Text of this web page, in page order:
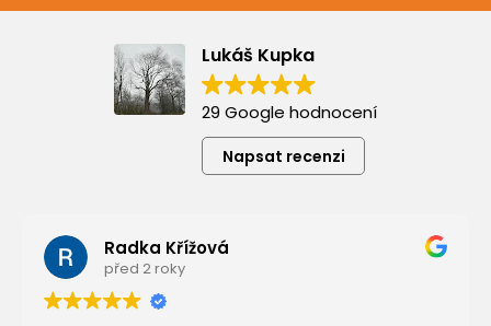
Lukáš Kupka
29 Google hodnocení
Napsat recenzi
Radka Křížová
před 2 roky